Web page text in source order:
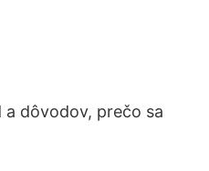
dôvodov, prečo sa